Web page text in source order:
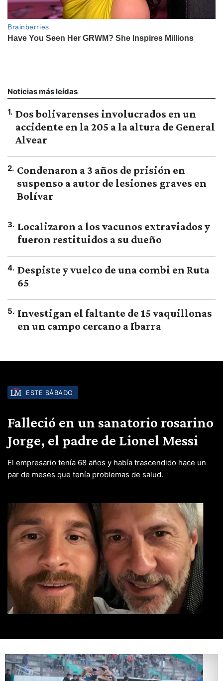
Noticias más leídas
1. Dos bolivarenses involucrados en un
accidente en la 205 a la altura de General
Alvear
2. Condenaron a 3 años de prisión en
suspenso a autor de lesiones graves en
Bolívar
3. Localizaron a los vacunos extraviados y
fueron restituidos a su dueño
4. Despiste y vuelco de una combi en Ruta
65
5. Investigan el faltante de 15 vaquillonas
en un campo cercano a Ibarra
ESTE SÁBADO
Falleció en un sanatorio rosarino
Jorge, el padre de Lionel Messi
El empresario tenía 68 años y había trascendido hace un
par de meses que tenía problemas de salud.